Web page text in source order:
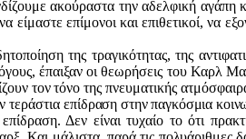
ακούραστα την αδελφική αγάπη
επίμονοι και επιθετικοί, να
της τραγικότητας, της
γους, έπαιξαν οι θεωρήσεις του Καρλ
τον τόνο της πνευματικής
τεράστια επίδραση στην παγκόσμια
Δεν είναι τυχαίο το ότι